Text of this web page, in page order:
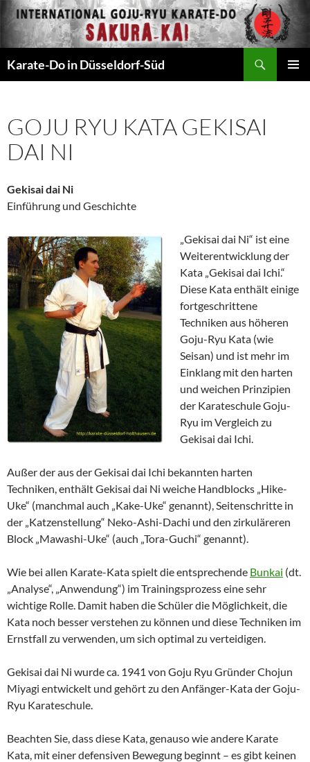
Zum
Inhalt
springen
Karate-Do in Düsseldorf-Süd
GOJU RYU KATA GEKISAI
DAI NI
Gekisai dai Ni
Einführung und Geschichte
„Gekisai dai Ni“ ist eine
Weiterentwicklung der
Kata „Gekisai dai Ichi.“
Diese Kata enthält einige
fortgeschrittene
Techniken aus höheren
Goju-Ryu Kata (wie
Seisan) und ist mehr im
Einklang mit den harten
und weichen Prinzipien
der Karateschule Goju-
Ryu im Vergleich zu
Gekisai dai Ichi.
Außer der aus der Gekisai dai Ichi bekannten harten
Techniken, enthält Gekisai dai Ni weiche Handblocks „Hike-
Uke“ (manchmal auch „Kake-Uke“ genannt), Seitenschritte in
der „Katzenstellung“ Neko-Ashi-Dachi und den zirkuläreren
Block „Mawashi-Uke“ (auch „Tora-Guchi“ genannt).
Wie bei allen Karate-Kata spielt die entsprechende Bunkai (dt.
„Analyse“, „Anwendung“) im Trainingsprozess eine sehr
wichtige Rolle. Damit haben die Schüler die Möglichkeit, die
Kata noch besser verstehen zu können und diese Techniken im
Ernstfall zu verwenden, um sich optimal zu verteidigen.
Gekisai dai Ni wurde ca. 1941 von Goju Ryu Gründer Chojun
Miyagi entwickelt und gehört zu den Anfänger-Kata der Goju-
Ryu Karateschule.
Beachten Sie, dass diese Kata, genauso wie andere Karate
Kata, mit einer defensiven Bewegung beginnt – es gibt keinen